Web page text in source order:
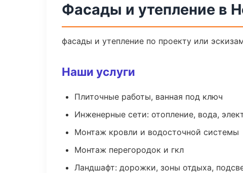
Фасады и утепление в
фасады и утепление по проекту или
Наши услуги
Плиточные работы, ванная под ключ
Инженерные сети: отопление, вода,
Монтаж кровли и водосточной системы
Монтаж перегородок и гкл
Ландшафт: дорожки, зоны отдыха,